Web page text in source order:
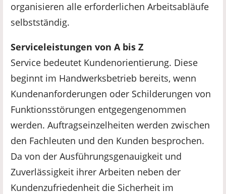
organisieren alle erforderlichen Arbeitsabläufe
selbstständig.
Serviceleistungen von A bis Z
Service bedeutet Kundenorientierung. Diese
beginnt im Handwerksbetrieb bereits, wenn
Kundenanforderungen oder Schilderungen von
Funktionsstörungen entgegengenommen
werden. Auftragseinzelheiten werden zwischen
den Fachleuten und den Kunden besprochen.
Da von der Ausführungsgenauigkeit und
Zuverlässigkeit ihrer Arbeiten neben der
Kundenzufriedenheit die Sicherheit im